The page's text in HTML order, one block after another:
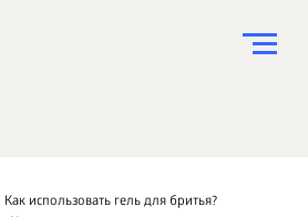
Как использовать гель для бритья?